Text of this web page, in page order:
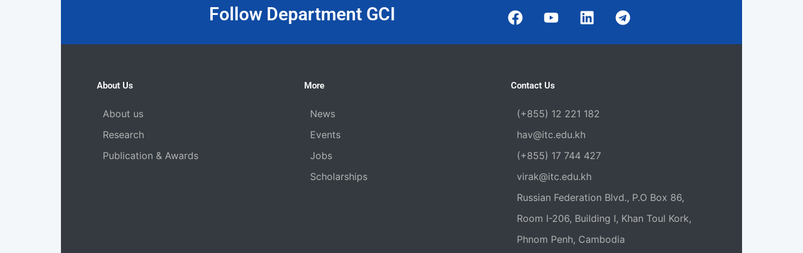
Follow Department GCI
F
a
o
k
Y
o
b
L
i
n
T
e
About Us
About us
Research
Publication & Awards
More
News
Events
Jobs
Scholarships
Contact Us
(+855) 12 221 182
hav@itc.edu.kh
(+855) 17​ 744 427
virak@itc.edu.kh
Russian Federation Blvd., P.O Box 86,
Room I-206, Building I, Khan Toul Kork,
Phnom Penh, Cambodia